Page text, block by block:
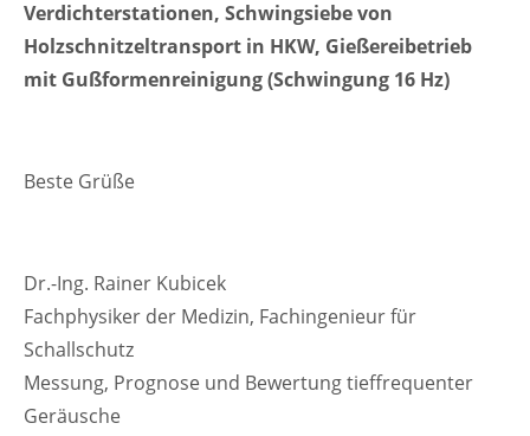
Verdichterstationen, Schwingsiebe von
Holzschnitzeltransport in HKW, Gießereibetrieb
mit Gußformenreinigung (Schwingung 16 Hz)
Beste Grüße
Dr.-Ing. Rainer Kubicek
Fachphysiker der Medizin, Fachingenieur für
Schallschutz
Messung, Prognose und Bewertung tieffrequenter
Geräusche